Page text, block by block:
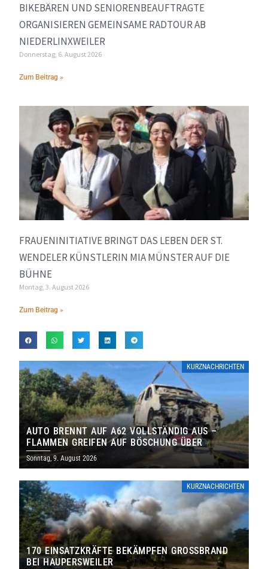
BIKEBÄREN UND SENIORENBEAUFTRAGTE
ORGANISIEREN GEMEINSAME RADTOUR AB
NIEDERLINXWEILER
Donnerstag, 6. August 2026
Zum Beitrag »
FRAUENINITIATIVE BRINGT DAS LEBEN DER ST.
WENDELER KÜNSTLERIN MIA MÜNSTER AUF DIE
BÜHNE
Montag, 3. August 2026
Zum Beitrag »
KURZNACHRICHTEN
AUTO BRENNT AUF A62 VOLLSTÄNDIG AUS –
FLAMMEN GREIFEN AUF BÖSCHUNG ÜBER
Sonntag, 9. August 2026
KURZNACHRICHTEN
170 EINSATZKRÄFTE BEKÄMPFEN GROSSBRAND B
EI HAUPERSWEILER